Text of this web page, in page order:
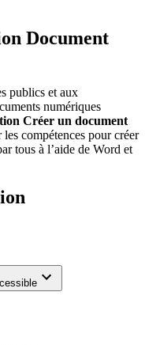
Document
publics et aux
numériques
Créer un document
les compétences pour créer
tous à l’aide de Word et